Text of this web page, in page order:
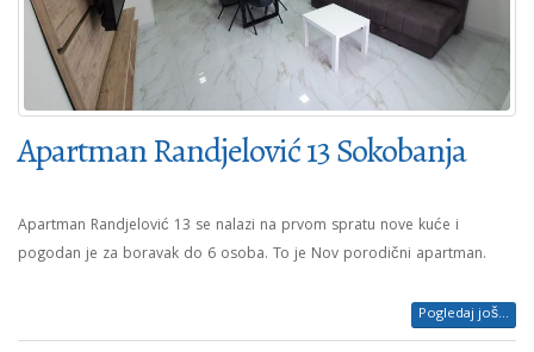
Apartman Randjelović 13 Sokobanja
Apartman Randjelović 13 se nalazi na prvom spratu nove kuće i
pogodan je za boravak do 6 osoba. To je Nov porodični apartman.
Pogledaj još...